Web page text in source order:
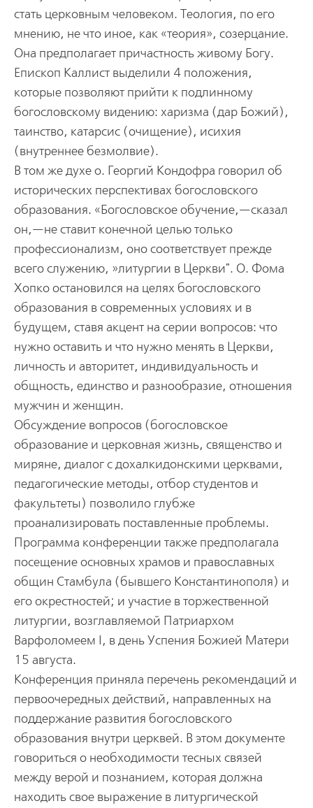
стать церковным человеком. Теология, по его
мнению, не что иное, как «теория», созерцание.
Она предполагает причастность живому Богу.
Епископ Каллист выделили 4 положения,
которые позволяют прийти к подлинному
богословскому видению: харизма (дар Божий),
таинство, катарсис (очищение), исихия
(внутреннее безмолвие).
В том же духе о. Георгий Кондофра говорил об
исторических перспективах богословского
образования. «Богословское обучение,—сказал
он,—не ставит конечной целью только
профессионализм, оно соответствует прежде
всего служению, »литургии в Церкви". О. Фома
Хопко остановился на целях богословского
образования в современных условиях и в
будущем, ставя акцент на серии вопросов: что
нужно оставить и что нужно менять в Церкви,
личность и авторитет, индивидуальность и
общность, единство и разнообразие, отношения
мужчин и женщин.
Обсуждение вопросов (богословское
образование и церковная жизнь, священство и
миряне, диалог с дохалкидонскими церквами,
педагогические методы, отбор студентов и
факультеты) позволило глубже
проанализировать поставленные проблемы.
Программа конференции также предполагала
посещение основных храмов и православных
общин Стамбула (бывшего Константинополя) и
его окрестностей; и участие в торжественной
литургии, возглавляемой Патриархом
Варфоломеем I, в день Успения Божией Матери
15 августа.
Конференция приняла перечень рекомендаций и
первоочередных действий, направленных на
поддержание развития богословского
образования внутри церквей. В этом документе
говориться о необходимости тесных связей
между верой и познанием, которая должна
находить свое выражение в литургической